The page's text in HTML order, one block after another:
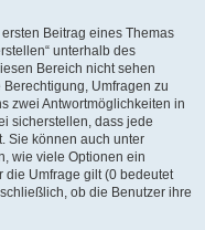
Beitrag eines Themas
unterhalb des
Bereich nicht sehen
Umfragen zu
zwei Antwortmöglichkeiten in
sicherstellen, dass jede
Sie können auch unter
wie viele Optionen ein
die Umfrage gilt (0 bedeutet
ob die Benutzer ihre